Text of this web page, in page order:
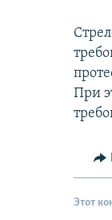
При
Этот